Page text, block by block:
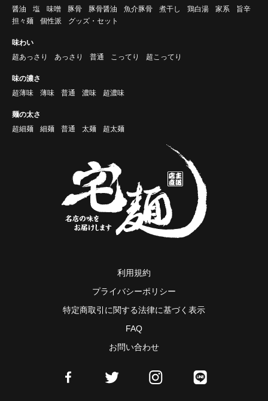
醤油
塩 味噌 豚骨 豚骨醤油 魚介豚骨 煮干し 鶏白湯 家系
旨辛
担々麺
個性派 グッズ・セット
味わい
超あっさり
あっさり 普通 こってり 超こってり
味の濃さ
超薄味
薄味 普通 濃味 超濃味
麺の太さ
超細麺
細麺 普通 太麺 超太麺
利用規約
プライバシーポリシー
特定商取引に関する法律に基づく表示
FAQ
お問い合わせ